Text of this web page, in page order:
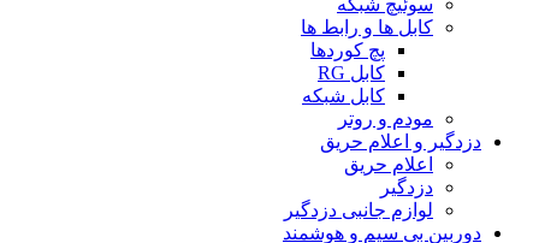
سوئیچ شبکه
کابل ها و رابط ها
پچ کوردها
کابل RG
کابل شبکه
مودم و روتر
دزدگیر و اعلام حریق
اعلام حریق
دزدگیر
لوازم جانبی دزدگیر
دوربین بی سیم و هوشمند